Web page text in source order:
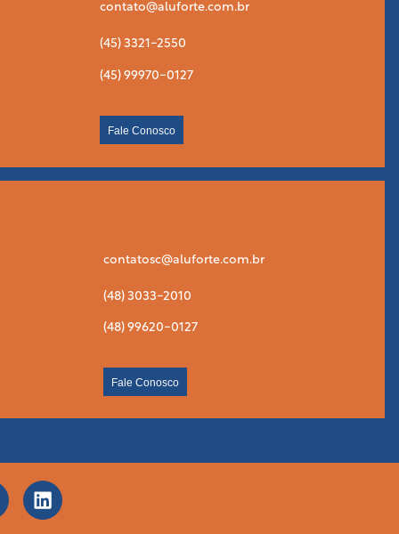
contato@aluforte.com.br
(45) 3321-2550
(45) 99970-0127
Fale Conosco
contatosc@aluforte.com.br
(48) 3033-2010
(48) 99620-0127
Fale Conosco